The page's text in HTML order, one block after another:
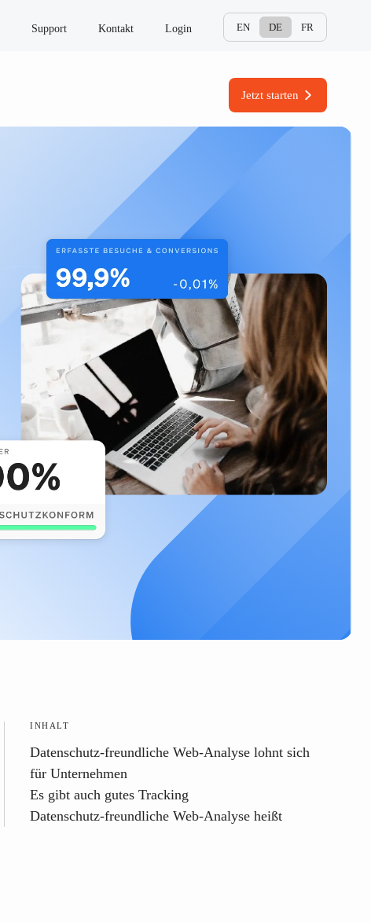
Jetzt starten
Support Kontakt Login EN DE FR
INHALT
Datenschutz-freundliche Web-Analyse lohnt sich
für Unternehmen
Es gibt auch gutes Tracking
Datenschutz-freundliche Web-Analyse heißt